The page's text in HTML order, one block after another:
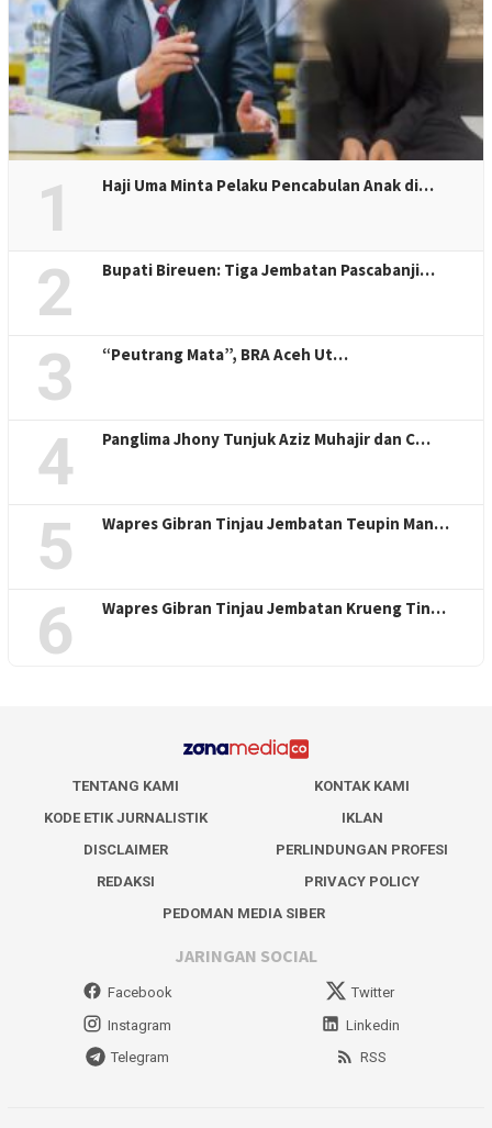
1 Haji Uma Minta Pelaku Pencabulan Anak di…
2 Bupati Bireuen: Tiga Jembatan Pascabanji…
3 “Peutrang Mata”, BRA Aceh Ut…
4 Panglima Jhony Tunjuk Aziz Muhajir dan C…
5 Wapres Gibran Tinjau Jembatan Teupin Man…
6 Wapres Gibran Tinjau Jembatan Krueng Tin…
TENTANG KAMI
KONTAK KAMI
KODE ETIK JURNALISTIK
IKLAN
DISCLAIMER
PERLINDUNGAN PROFESI
REDAKSI
PRIVACY POLICY
PEDOMAN MEDIA SIBER
JARINGAN SOCIAL
Facebook
Twitter
Instagram
Linkedin
Telegram
RSS